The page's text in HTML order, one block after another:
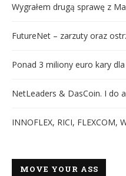
Wygrałem drugą sprawę z
FutureNet – zarzuty oraz
Ponad 3 miliony euro kary
NetLeaders & DasCoin. I do
INNOFLEX, RICI, FLEXCOM,
MOVE YOUR ASS